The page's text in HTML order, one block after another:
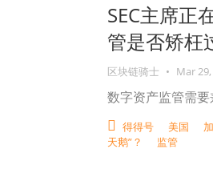
SEC主席正
管是否矫枉
区块链骑士 • Mar
数字资产监管需要
得得号 美国
天鹅”？
监管